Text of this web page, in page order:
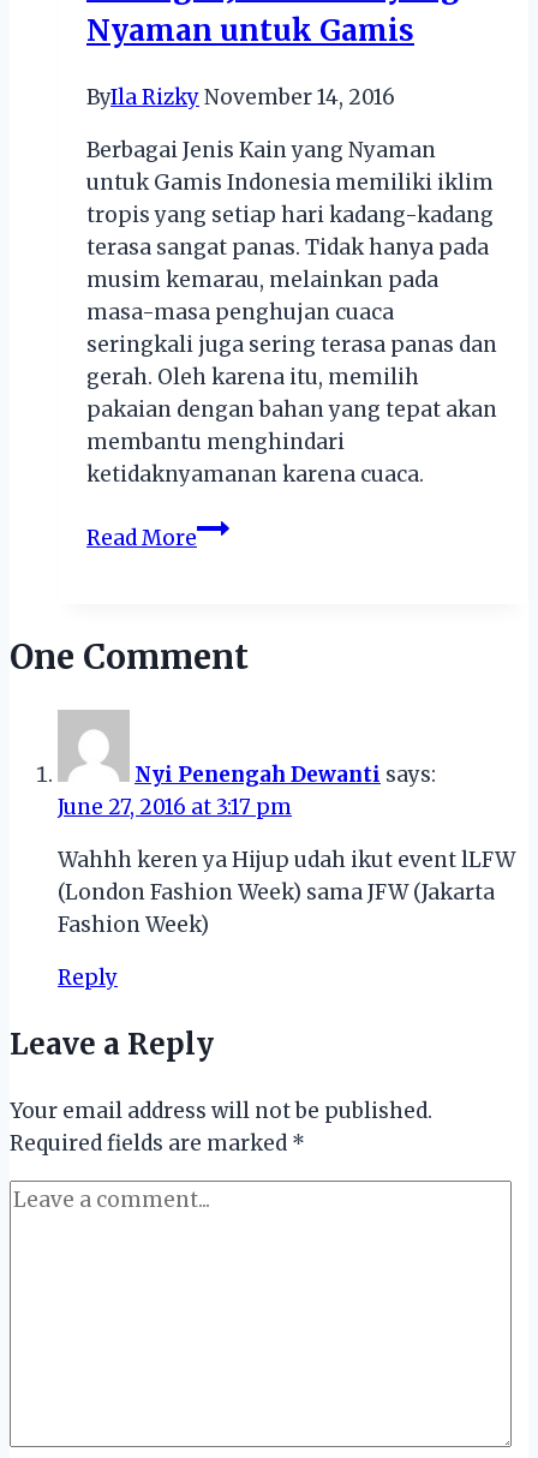
Hits
Tahun
Nyaman untuk Gamis
ByIla RizkyNovember 14, 2016
Berbagai Jenis Kain yang Nyaman
untuk Gamis Indonesia memiliki iklim
tropis yang setiap hari kadang-kadang
terasa sangat panas. Tidak hanya pada
musim kemarau, melainkan pada
masa-masa penghujan cuaca
seringkali juga sering terasa panas dan
gerah. Oleh karena itu, memilih
pakaian dengan bahan yang tepat akan
membantu menghindari
ketidaknyamanan karena cuaca.
Read MoreBerbagai
Nyaman
One Comment
Nyi Penengah Dewanti says:
June 27, 2016 at 3:17 pm
Wahhh keren ya Hijup udah ikut event lLFW
(London Fashion Week) sama JFW (Jakarta
Fashion Week)
Reply
Leave a Reply
Your email address will not be published.
Required fields are marked *